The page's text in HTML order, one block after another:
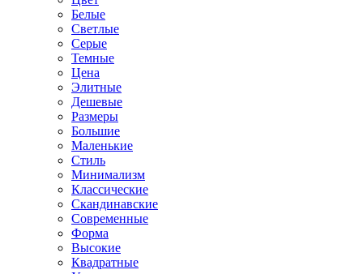
Белые
Светлые
Серые
Темные
Цена
Элитные
Дешевые
Размеры
Большие
Маленькие
Стиль
Минимализм
Классические
Скандинавские
Современные
Форма
Высокие
Квадратные